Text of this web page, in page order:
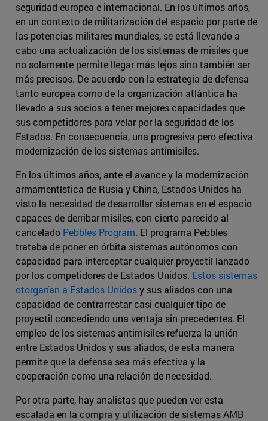
seguridad europea e internacional. En los últimos años,
en un contexto de militarización del espacio por parte de
las potencias militares mundiales, se está llevando a
cabo una actualización de los sistemas de misiles que
no solamente permite llegar más lejos sino también ser
más precisos. De acuerdo con la estrategia de defensa
tanto europea como de la organización atlántica ha
llevado a sus socios a tener mejores capacidades que
sus competidores para velar por la seguridad de los
Estados. En consecuencia, una progresiva pero efectiva
modernización de los sistemas antimisiles.
En los últimos años, ante el avance y la modernización
armamentística de Rusia y China, Estados Unidos ha
visto la necesidad de desarrollar sistemas en el espacio
capaces de derribar misiles, con cierto parecido al
cancelado Pebbles Program. El programa Pebbles
trataba de poner en órbita sistemas autónomos con
capacidad para interceptar cualquier proyectil lanzado
por los competidores de Estados Unidos. Estos sistemas
otorgarían a Estados Unidosy sus aliados con una
capacidad de contrarrestar casi cualquier tipo de
proyectil concediendo una ventaja sin precedentes. El
empleo de los sistemas antimisiles refuerza la unión
entre Estados Unidos y sus aliados, de esta manera
permite que la defensa sea más efectiva y la
cooperación como una relación de necesidad.
Por otra parte, hay analistas que pueden ver esta
escalada en la compra y utilización de sistemas AMB